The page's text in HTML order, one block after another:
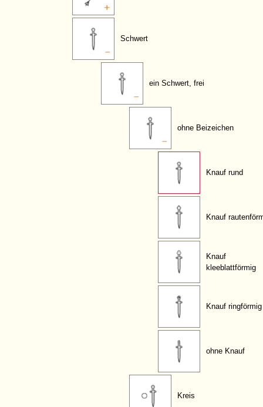
Schwert
ein Schwert, frei
ohne Beizeichen
Knauf rund
Knauf
Knauf
kleeblattförmig
Knauf ringförmig
ohne Knauf
Kreis